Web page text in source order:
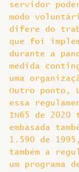
servidor
modo
difere do
que foi
durante a
medida
uma
Outro ponto,
essa
IN65 de
embasada
1.590 de
também a
um programa